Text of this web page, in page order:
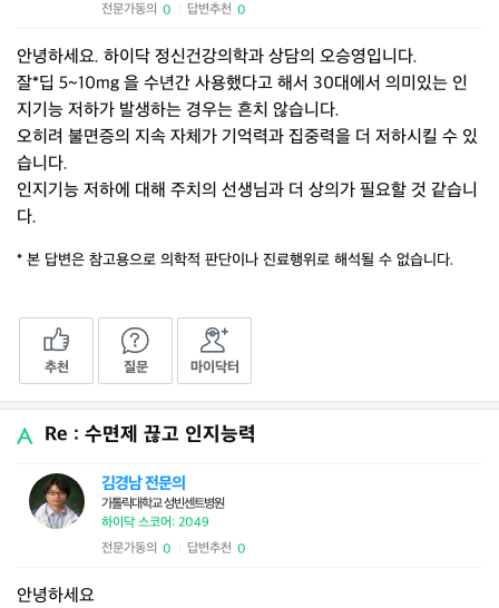
전문가동의 0 답변추천 0
안녕하세요. 하이닥 정신건강의학과 상담의 오승영입니다.
잘*딥 5~10mg 을 수년간 사용했다고 해서 30대에서 의미있는 인
지기능 저하가 발생하는 경우는 흔치 않습니다.
오히려 불면증의 지속 자체가 기억력과 집중력을 더 저하시킬 수 있
습니다.
인지기능 저하에 대해 주치의 선생님과 더 상의가 필요할 것 같습니
다.
* 본 답변은 참고용으로 의학적 판단이나 진료행위로 해석될 수 없습니다.
추천 질문 마이닥터
Re : 수면제 끊고 인지능력
김경남 전문의
가톨릭대학교 성빈센트병원
하이닥 스코어: 2049
전문가동의 0 답변추천 0
안녕하세요